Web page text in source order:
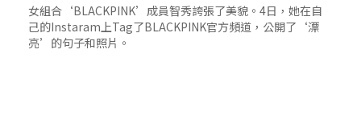
女組合‘BLACKPINK’成員智秀誇張了美貌。4日，她在自
己的Instaram上Tag了BLACKPINK官方頻道，公開了‘漂
亮’的句子和照片。